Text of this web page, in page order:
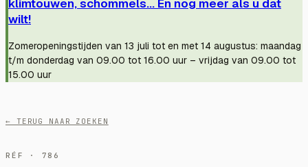
klimtouwen, schommels... En nog meer als u dat
wilt!
Zomeropeningstijden van 13 juli tot en met 14 augustus: maandag
t/m donderdag van 09.00 tot 16.00 uur – vrijdag van 09.00 tot
15.00 uur
← TERUG NAAR ZOEKEN
RÉF · 786